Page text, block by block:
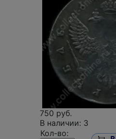
750 руб.
В наличии: 3
Кол-во: